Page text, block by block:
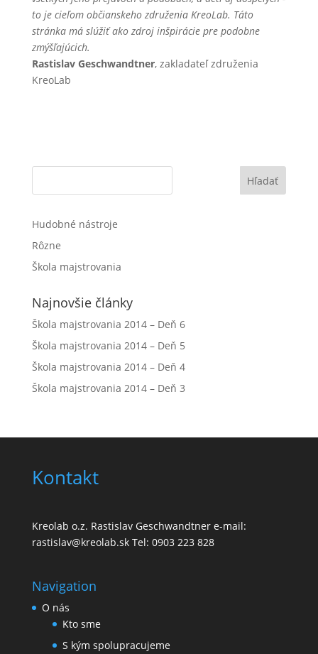
to je cieľom občianskeho združenia KreoLab. Táto
stránka má slúžiť ako zdroj inšpirácie pre podobne
zmýšľajúcich.
Rastislav Geschwandtner, zakladateľ združenia
KreoLab
Hľadať
Hudobné nástroje
Rôzne
Škola majstrovania
Najnovšie články
Škola majstrovania 2014 – Deň 6
Škola majstrovania 2014 – Deň 5
Škola majstrovania 2014 – Deň 4
Škola majstrovania 2014 – Deň 3
Kontakt
Kreolab o.z. Rastislav Geschwandtner e-mail:
rastislav@kreolab.sk Tel: 0903 223 828
Navigation
O nás
Kto sme
S kým spolupracujeme